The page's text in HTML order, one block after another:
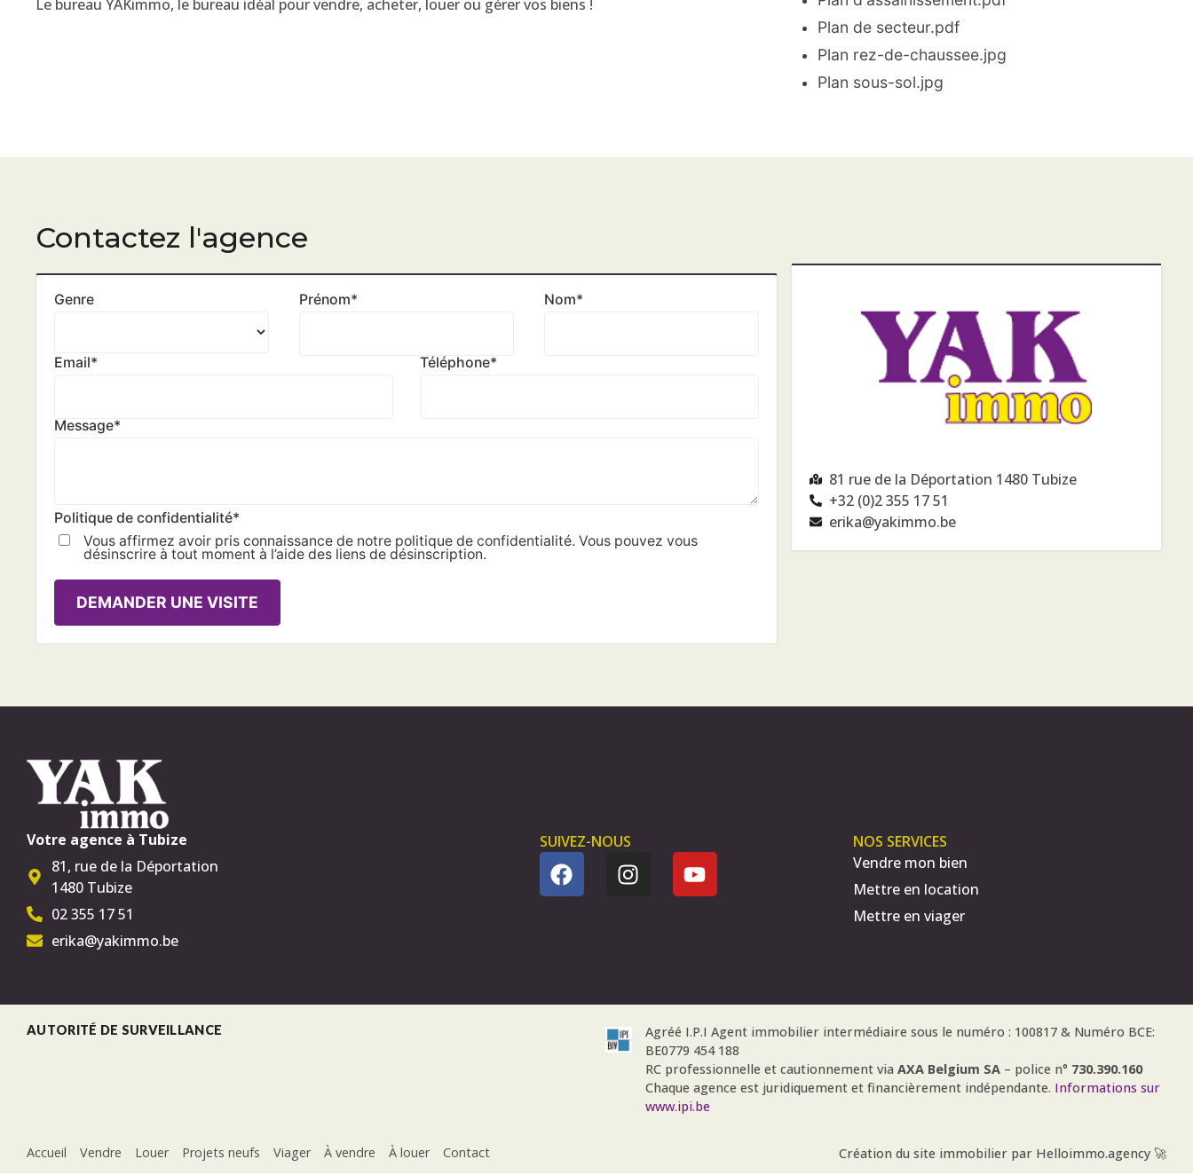
Le bureau YAKimmo, le bureau idéal pour vendre, acheter, louer ou gérer vos biens !
Plan de secteur.pdf
Plan rez-de-chaussee.jpg
Plan sous-sol.jpg
Contactez l'agence
Genre Prénom* Nom*
Email* Téléphone*
Message*
Politique de confidentialité*
Vous affirmez avoir pris connaissance de notre politique de confidentialité. Vous pouvez vous
désinscrire à tout moment à l’aide des liens de désinscription.
DEMANDER UNE VISITE
81 rue de la Déportation 1480 Tubize
+32 (0)2 355 17 51
erika@yakimmo.be
Votre agence à Tubize
81, rue de la Déportation
1480 Tubize
02 355 17 51
erika@yakimmo.be
SUIVEZ-NOUS
NOS SERVICES
Vendre mon bien
Mettre en location
Mettre en viager
AUTORITÉ DE SURVEILLANCE
Agréé I.P.I Agent immobilier intermédiaire sous le numéro : 100817 & Numéro BCE:
BE0779 454 188
RC professionnelle et cautionnement viaAXA Belgium SA – police n° 730.390.160
Chaque agence est juridiquement et financièrement indépendante. Informations sur
www.ipi.be
Accueil Vendre Louer Projets neufs Viager À vendre À louer Contact Création du site immobilier par Helloimmo.agency 🚀